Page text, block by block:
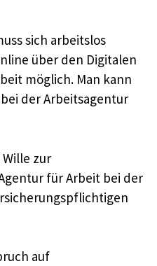
sich arbeitslos
über den Digitalen
möglich. Man kann
der Arbeitsagentur
zur
für Arbeit bei der
auf